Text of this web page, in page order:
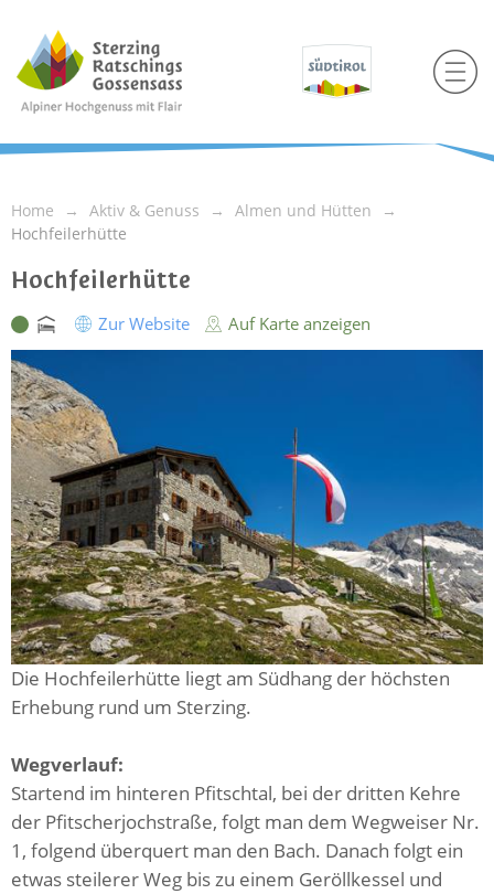
Home Aktiv & Genuss
Almen und Hütten
Hochfeilerhütte
Hochfeilerhütte
Zur Website Auf Karte anzeigen
Die Hochfeilerhütte liegt am Südhang der höchsten
Erhebung rund um Sterzing.
Wegverlauf:
Startend im hinteren Pfitschtal, bei der dritten Kehre
der Pfitscherjochstraße, folgt man dem Wegweiser Nr.
1, folgend überquert man den Bach. Danach folgt ein
etwas steilerer Weg bis zu einem Geröllkessel und